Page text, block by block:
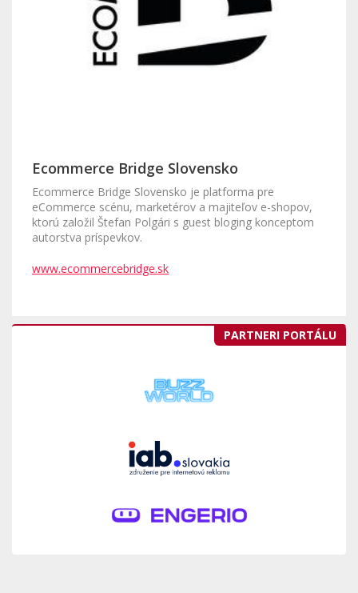
Ecommerce Bridge Slovensko
Ecommerce Bridge Slovensko je platforma pre
eCommerce scénu, marketérov a majiteľov e-shopov,
ktorú založil Štefan Polgári s guest bloging konceptom
autorstva príspevkov.
www.ecommercebridge.sk
PARTNERI PORTÁLU